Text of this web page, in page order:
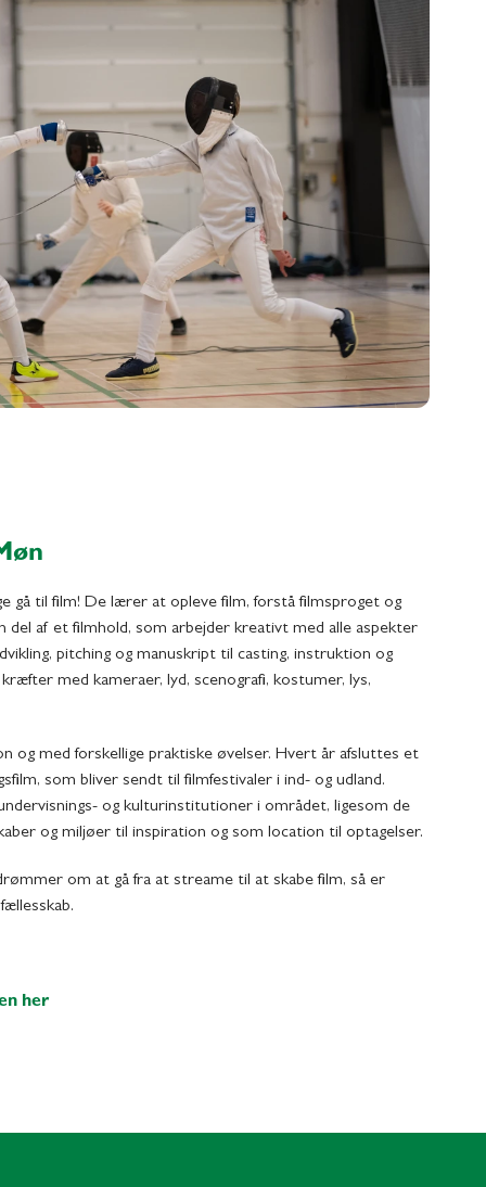
gå til film! De lærer at opleve film, forstå filmsproget og
del af et filmhold, som arbejder kreativt med alle aspekter
pitching og manuskript til casting, instruktion og
med kameraer, lyd, scenografi, kostumer, lys,
og med forskellige praktiske øvelser. Hvert år afsluttes et
som bliver sendt til filmfestivaler i ind- og udland.
og kulturinstitutioner i området, ligesom de
og miljøer til inspiration og som location til optagelser.
om at gå fra at streame til at skabe film, så er
her